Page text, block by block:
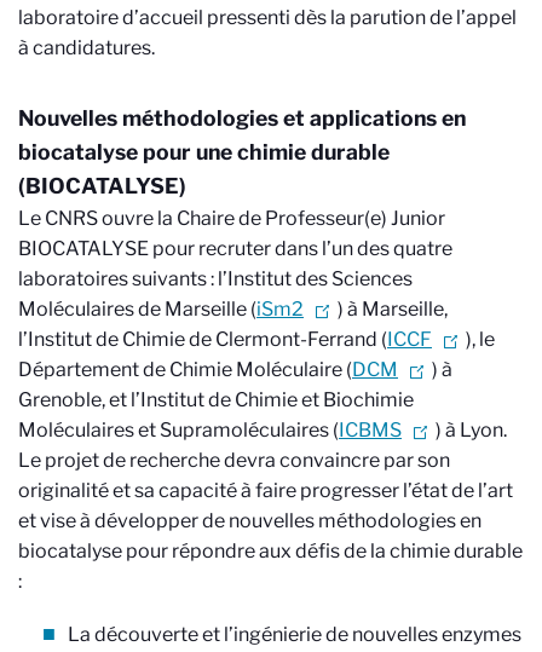
laboratoire d’accueil pressenti dès la parution de l’appel
à candidatures.
Nouvelles méthodologies et applications en
biocatalyse pour une chimie durable
(BIOCATALYSE)
Le CNRS ouvre la Chaire de Professeur(e) Junior
BIOCATALYSE pour recruter dans l’un des quatre
laboratoires suivants : l’Institut des Sciences
Moléculaires de Marseille (iSm2
) à Marseille,
l’Institut de Chimie de Clermont-Ferrand (ICCF
), le
Département de Chimie Moléculaire (DCM
) à
Grenoble, et l’Institut de Chimie et Biochimie
Moléculaires et Supramoléculaires (ICBMS
) à Lyon.
Le projet de recherche devra convaincre par son
originalité et sa capacité à faire progresser l’état de l’art
et vise à développer de nouvelles méthodologies en
biocatalyse pour répondre aux défis de la chimie durable
:
La découverte et l’ingénierie de nouvelles enzymes